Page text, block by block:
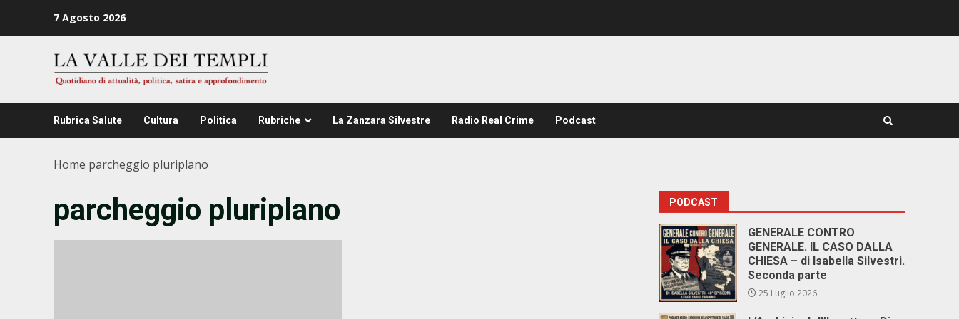
7 Agosto 2026
Rubrica Salute Cultura Politica Rubriche La Zanzara Silvestre Radio Real Crime Podcast
Home parcheggio pluriplano
parcheggio pluriplano PODCAST
GENERALE CONTRO
GENERALE. IL CASO DALLA
CHIESA – di Isabella Silvestri.
Seconda parte
25 Luglio 2026